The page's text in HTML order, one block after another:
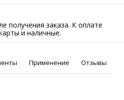
получения заказа. К оплате
и наличные.
Применение Отзывы